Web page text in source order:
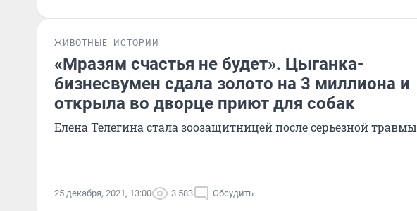
ЖИВОТНЫЕ ИСТОРИИ
«Мразям счастья не будет». Цыганка-
бизнесвумен сдала золото на 3 миллиона и
открыла во дворце приют для собак
Елена Телегина стала зоозащитницей после серьезной травмы
25 декабря, 2021, 13:00 3 583 Обсудить